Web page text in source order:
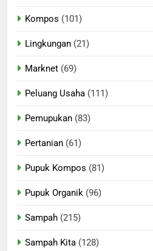
Kompos (101)
Lingkungan (21)
Marknet (69)
Peluang Usaha (111)
Pemupukan (83)
Pertanian (61)
Pupuk Kompos (81)
Pupuk Organik (96)
Sampah (215)
Sampah Kita (128)